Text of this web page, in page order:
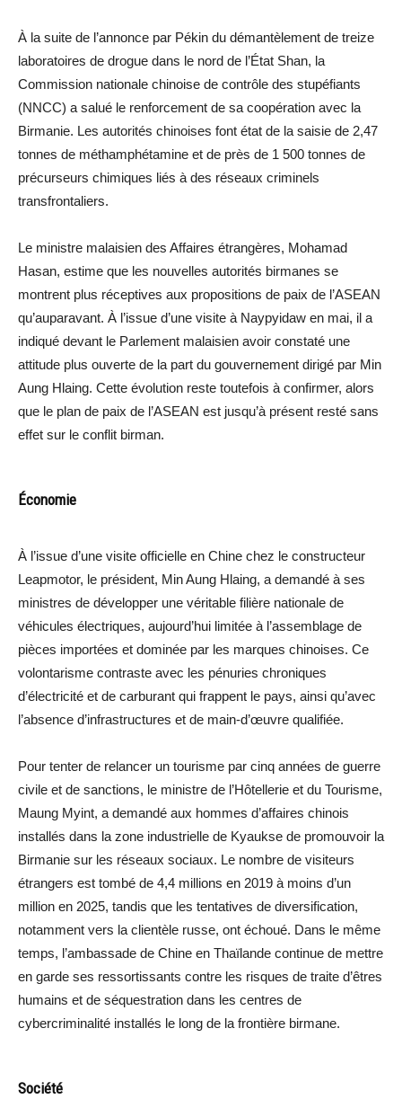
À la suite de l’annonce par Pékin du démantèlement de treize
laboratoires de drogue dans le nord de l’État Shan, la
Commission nationale chinoise de contrôle des stupéfiants
(NNCC) a salué le renforcement de sa coopération avec la
Birmanie. Les autorités chinoises font état de la saisie de 2,47
tonnes de méthamphétamine et de près de 1 500 tonnes de
précurseurs chimiques liés à des réseaux criminels
transfrontaliers.
Le ministre malaisien des Affaires étrangères, Mohamad
Hasan, estime que les nouvelles autorités birmanes se
montrent plus réceptives aux propositions de paix de l’ASEAN
qu’auparavant. À l’issue d’une visite à Naypyidaw en mai, il a
indiqué devant le Parlement malaisien avoir constaté une
attitude plus ouverte de la part du gouvernement dirigé par Min
Aung Hlaing. Cette évolution reste toutefois à confirmer, alors
que le plan de paix de l’ASEAN est jusqu’à présent resté sans
effet sur le conflit birman.
Économie
À l’issue d’une visite officielle en Chine chez le constructeur
Leapmotor, le président, Min Aung Hlaing, a demandé à ses
ministres de développer une véritable filière nationale de
véhicules électriques, aujourd’hui limitée à l’assemblage de
pièces importées et dominée par les marques chinoises. Ce
volontarisme contraste avec les pénuries chroniques
d’électricité et de carburant qui frappent le pays, ainsi qu’avec
l’absence d’infrastructures et de main-d’œuvre qualifiée.
Pour tenter de relancer un tourisme par cinq années de guerre
civile et de sanctions, le ministre de l’Hôtellerie et du Tourisme,
Maung Myint, a demandé aux hommes d’affaires chinois
installés dans la zone industrielle de Kyaukse de promouvoir la
Birmanie sur les réseaux sociaux. Le nombre de visiteurs
étrangers est tombé de 4,4 millions en 2019 à moins d’un
million en 2025, tandis que les tentatives de diversification,
notamment vers la clientèle russe, ont échoué. Dans le même
temps, l’ambassade de Chine en Thaïlande continue de mettre
en garde ses ressortissants contre les risques de traite d’êtres
humains et de séquestration dans les centres de
cybercriminalité installés le long de la frontière birmane.
Société